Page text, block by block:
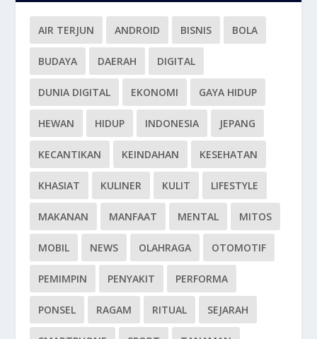
AIR TERJUN ANDROID BISNIS BOLA
BUDAYA DAERAH DIGITAL
DUNIA DIGITAL EKONOMI GAYA HIDUP
HEWAN HIDUP INDONESIA JEPANG
KECANTIKAN KEINDAHAN KESEHATAN
KHASIAT KULINER KULIT LIFESTYLE
MAKANAN MANFAAT MENTAL MITOS
MOBIL NEWS OLAHRAGA OTOMOTIF
PEMIMPIN PENYAKIT PERFORMA
PONSEL RAGAM RITUAL SEJARAH